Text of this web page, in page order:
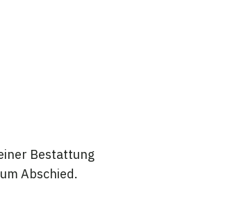
Bestattung
Abschied.